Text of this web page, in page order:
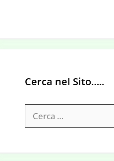
Cerca nel Sito…..
per: